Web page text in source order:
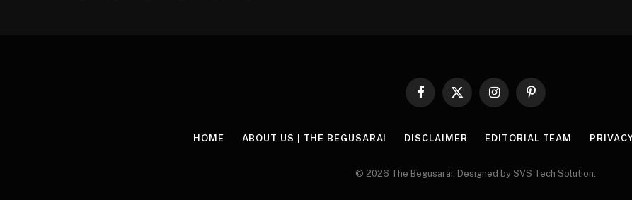
Facebook
X
InstagramPinterest
HOME ABOUT US | THE BEGUSARAI DISCLAIMER EDITORIAL TEAM
© 2026 The Begusarai. Designed by SVS Tech Solution.